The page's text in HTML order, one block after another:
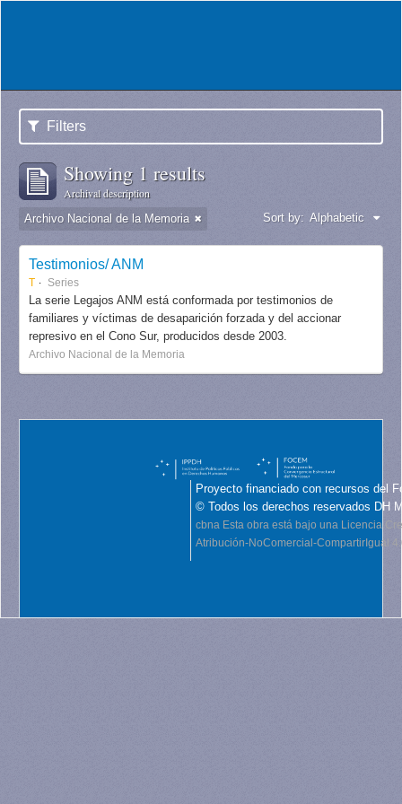
Filters
Showing 1 results
Archival description
Archivo Nacional de la Memoria Sort by: Alphabetic
Testimonios/ ANM
T Series
La serie Legajos ANM está conformada por testimonios de
familiares y víctimas de desaparición forzada y del accionar
represivo en el Cono Sur, producidos desde 2003.
Archivo Nacional de la Memoria
Proyecto financiado con recursos del
© Todos los derechos reservados DH
cbna Esta obra está bajo una Licencia
Atribución-NoComercial-CompartirIgual